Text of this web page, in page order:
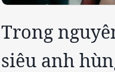
Trong
siêu anh